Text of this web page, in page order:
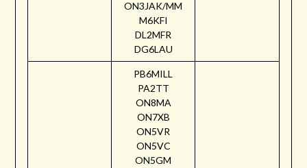
ON3JAK/MM
M6KFI
DL2MFR
DG6LAU
PB6MILL
PA2TT
ON8MA
ON7XB
ON5VR
ON5VC
ON5GM